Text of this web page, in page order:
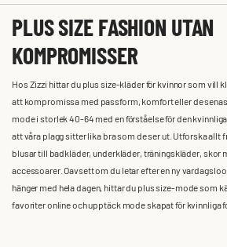
PLUS SIZE FASHION UTAN
KOMPROMISSER
Hos Zizzi hittar du plus size-kläder för kvinnor som vill
att kompromissa med passform, komfort eller de
mode i storlek 40-64 med en förståelse för den
att våra plagg sitter lika bra som de ser ut. Utforska allt
blusar till badkläder, underkläder, träningskläder, skor
accessoarer. Oavsett om du letar efter en ny
hänger med hela dagen, hittar du plus size-mode som
favoriter online och upptäck mode skapat för kvinnliga